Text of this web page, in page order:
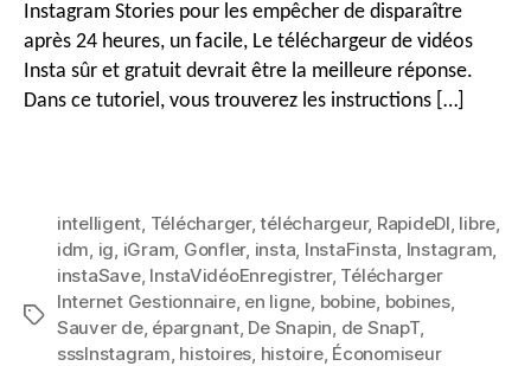
d'histoires
gratuites
avec
les
téléchargeurs
Instagram Stories pour les empêcher de disparaître
après 24 heures, un facile, Le téléchargeur de vidéos
Insta sûr et gratuit devrait être la meilleure réponse.
Dans ce tutoriel, vous trouverez les instructions […]
Mots
intelligent, Télécharger,téléchargeur, RapideDl, libre,
idm, ig, iGram, Gonfler, insta, InstaFinsta, Instagram,
instaSave, InstaVidéoEnregistrer, Télécharger
Internet Gestionnaire, en ligne, bobine, bobines,
Sauver de, épargnant, De Snapin, de SnapT,
sssInstagram, histoires, histoire, Économiseur